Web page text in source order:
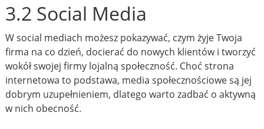
3.2 Social Media
W social mediach możesz pokazywać, czym żyje Twoja
firma na co dzień, docierać do nowych klientów i tworzyć
wokół swojej firmy lojalną społeczność. Choć strona
internetowa to podstawa, media społecznościowe są jej
dobrym uzupełnieniem, dlatego warto zadbać o aktywną
w nich obecność.